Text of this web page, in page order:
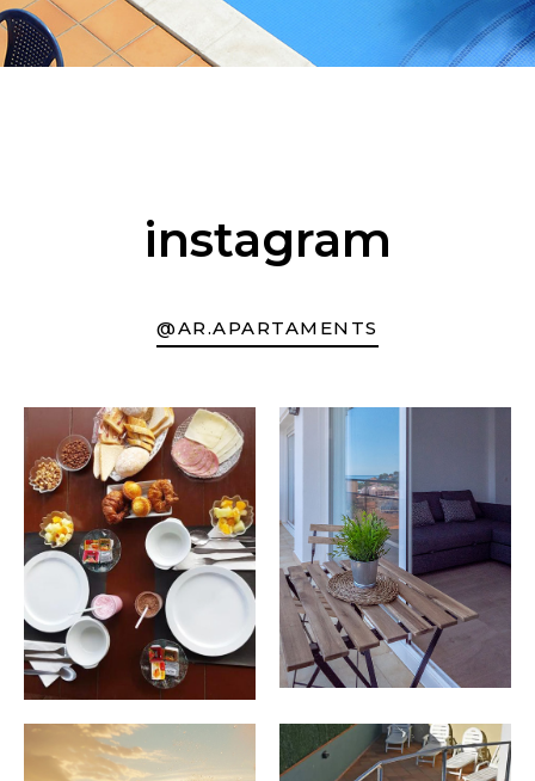
instagram
@AR.APARTAMENTS